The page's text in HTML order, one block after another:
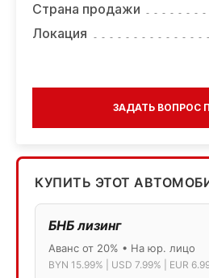
Страна продажи
Локация
ЗАДАТЬ ВОПРОС
КУПИТЬ ЭТОТ
БНБ лизинг
Аванс от 20% • На юр. лицо
BYN 15.99% | USD 7.99% | EUR